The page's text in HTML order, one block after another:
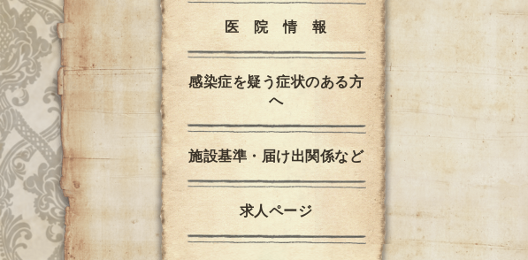
医 院 情 報
感染症を疑う症状のある方
へ
施設基準・届け出関係など
求人ページ